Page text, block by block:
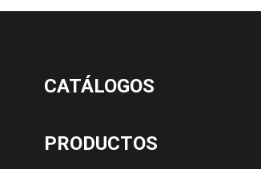
CATÁLOGOS
PRODUCTOS